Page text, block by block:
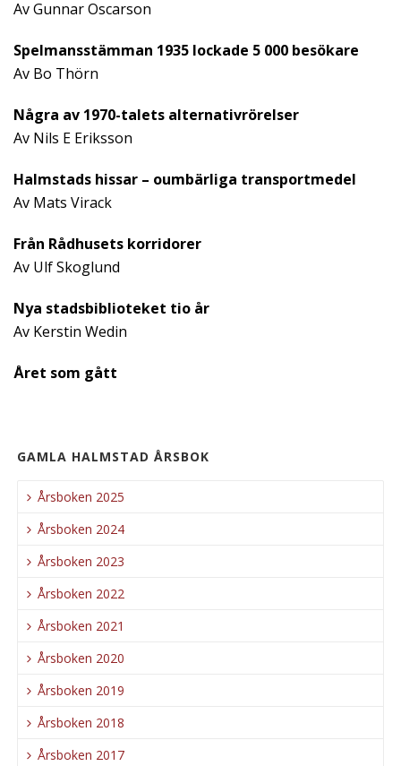
Av Gunnar Oscarson
Spelmansstämman 1935 lockade 5 000 besökare
Av Bo Thörn
Några av 1970-talets alternativrörelser
Av Nils E Eriksson
Halmstads hissar – oumbärliga transportmedel
Av Mats Virack
Från Rådhusets korridorer
Av Ulf Skoglund
Nya stadsbiblioteket tio år
Av Kerstin Wedin
Året som gått
GAMLA HALMSTAD ÅRSBOK
Årsboken 2025
Årsboken 2024
Årsboken 2023
Årsboken 2022
Årsboken 2021
Årsboken 2020
Årsboken 2019
Årsboken 2018
Årsboken 2017